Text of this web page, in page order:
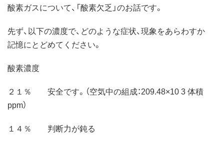
酸素ガスについて、「酸素欠乏」のお話です。
先ず、以下の濃度で、どのような症状、現象をあらわすか
記憶にとどめてください。
酸素濃度
２１％ 安全です。（空気中の組成：209.48×10 3 体積
ppm）
１４％ 判断力が鈍る